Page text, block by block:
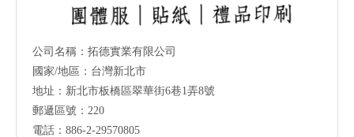
公司名稱：拓德實業有限公司
國家/地區：台灣新北市
地址：新北市板橋區翠華街6巷1弄8號
郵遞區號：220
電話：886-2-29570805